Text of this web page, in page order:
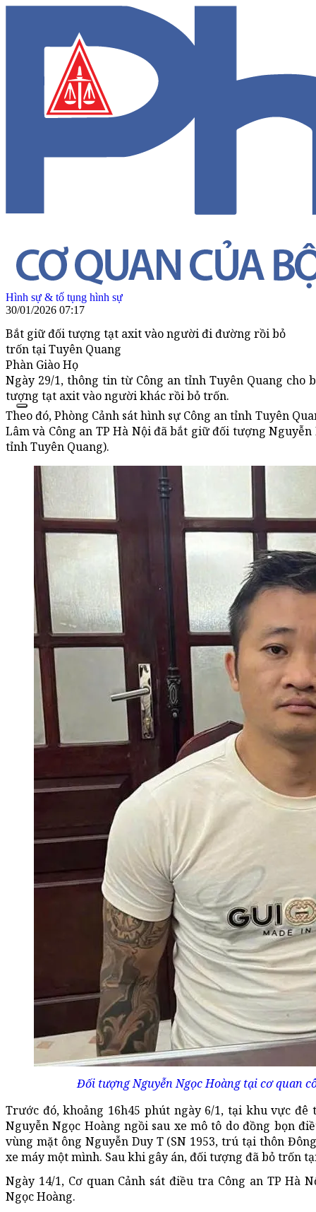
Hình sự & tố tụng hình sự
30/01/2026 07:17
Bắt giữ đối tượng tạt axit vào người đi đường rồi bỏ
trốn tại Tuyên Quang
Phàn Giào Họ
Ngày 29/1, thông tin từ Công an tỉnh Tuyên Quang
tượng tạt axit vào người khác rồi bỏ trốn.
Theo đó, Phòng Cảnh sát hình sự Công an tỉnh Tuyên
Lâm và Công an TP Hà Nội đã bắt giữ đối tượng
tỉnh Tuyên Quang).
Đối tượng Nguyễn Ngọc Hoàng tại cơ quan
Trước đó, khoảng 16h45 phút ngày 6/1, tại khu vực
Nguyễn Ngọc Hoàng ngồi sau xe mô tô do đồng bọn
vùng mặt ông Nguyễn Duy T (SN 1953, trú tại thôn
xe máy một mình. Sau khi gây án, đối tượng đã bỏ trốn
Ngày 14/1, Cơ quan Cảnh sát điều tra Công an TP
Ngọc Hoàng.